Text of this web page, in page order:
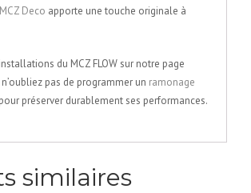
MCZ Deco apporte une touche originale à
du MCZ FLOW sur notre page
n’oubliez pas de programmer un ramonage
pour préserver durablement ses performances.
similaires